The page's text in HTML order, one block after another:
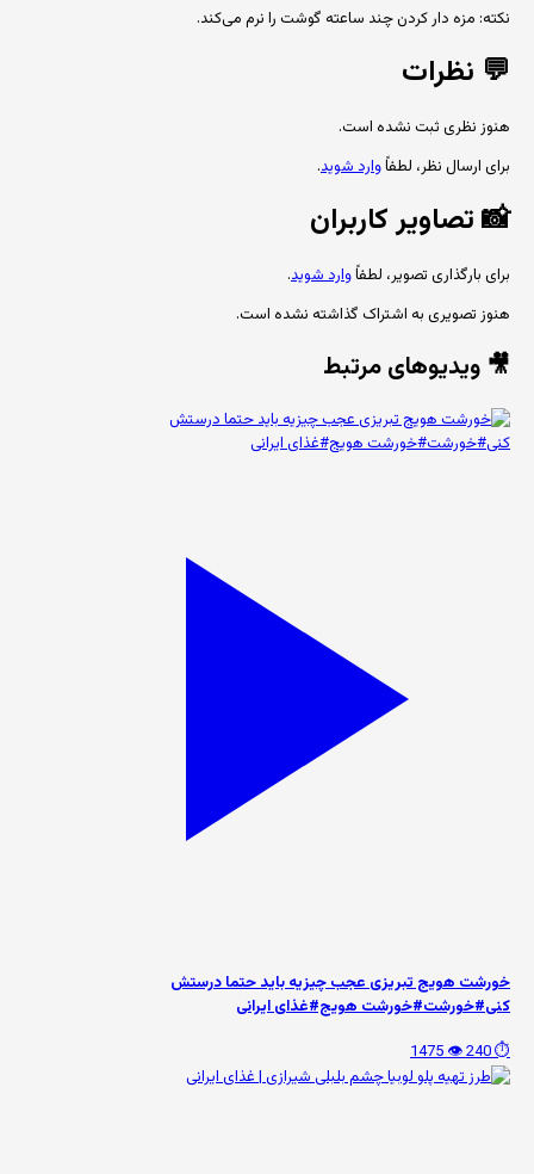
نکته: مزه دار کردن چند ساعته گوشت را نرم می‌کند.
💬 نظرات
هنوز نظری ثبت نشده است.
برای ارسال نظر، لطفاًوارد شوید.
📸تصاویر کاربران
برای بارگذاری تصویر، لطفاًوارد شوید.
هنوز تصویری به اشتراک گذاشته نشده است.
🎥 ویدیوهای مرتبط
خورشت هویج تبریزی عجب چیزیه باید حتما درستش
کنی#خورشت#خورشت هویج#غذای ایرانی
⏱️ 240
👁️ 1475